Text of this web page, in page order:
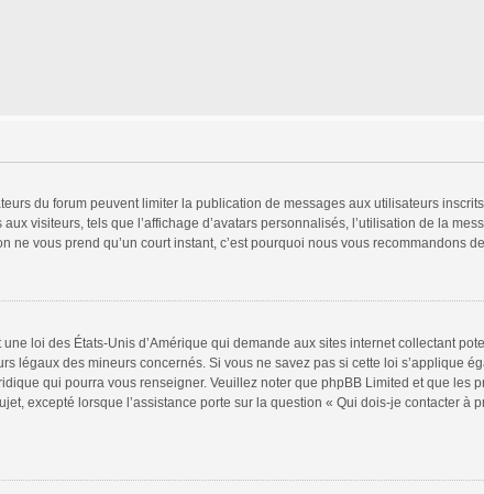
du forum peuvent limiter la publication de messages aux utilisateurs
visiteurs, tels que l’affichage d’avatars personnalisés, l’utilisation de la
ne vous prend qu’un court instant, c’est pourquoi nous vous recommandons
loi des États-Unis d’Amérique qui demande aux sites internet collectant
légaux des mineurs concernés. Si vous ne savez pas si cette loi s’applique
qui pourra vous renseigner. Veuillez noter que phpBB Limited et que les
excepté lorsque l’assistance porte sur la question « Qui dois-je contacter à